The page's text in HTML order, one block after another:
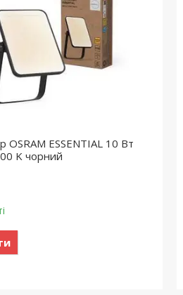
OSRAM ESSENTIAL 10 Вт
K чорний